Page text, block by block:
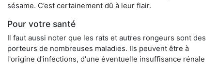
sésame. C’est certainement dû à leur flair.
Pour votre santé
Il faut aussi noter que les rats et autres rongeurs sont des
porteurs de nombreuses maladies. Ils peuvent être à
l'origine d'infections, d'une éventuelle insuffisance rénale